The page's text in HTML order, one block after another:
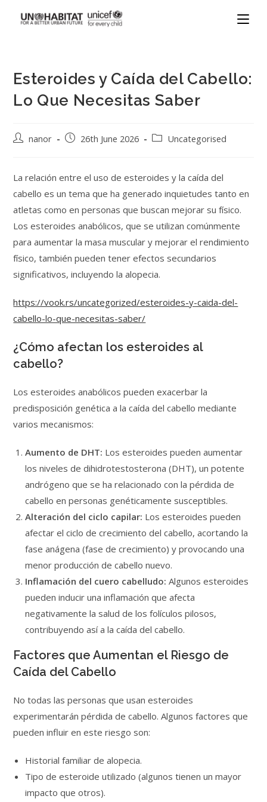
Esteroides y Caída del Cabello:
Lo Que Necesitas Saber
nanor 26th June 2026 Uncategorised
La relación entre el uso de esteroides y la caída del
cabello es un tema que ha generado inquietudes tanto en
atletas como en personas que buscan mejorar su físico.
Los esteroides anabólicos, que se utilizan comúnmente
para aumentar la masa muscular y mejorar el rendimiento
físico, también pueden tener efectos secundarios
significativos, incluyendo la alopecia.
https://vook.rs/uncategorized/esteroides-y-caida-del-
cabello-lo-que-necesitas-saber/
¿Cómo afectan los esteroides al
cabello?
Los esteroides anabólicos pueden exacerbar la
predisposición genética a la caída del cabello mediante
varios mecanismos:
Aumento de DHT: Los esteroides pueden aumentar
los niveles de dihidrotestosterona (DHT), un potente
andrógeno que se ha relacionado con la pérdida de
cabello en personas genéticamente susceptibles.
Alteración del ciclo capilar: Los esteroides pueden
afectar el ciclo de crecimiento del cabello, acortando la
fase anágena (fase de crecimiento) y provocando una
menor producción de cabello nuevo.
Inflamación del cuero cabelludo: Algunos esteroides
pueden inducir una inflamación que afecta
negativamente la salud de los folículos pilosos,
contribuyendo así a la caída del cabello.
Factores que Aumentan el Riesgo de
Caída del Cabello
No todas las personas que usan esteroides
experimentarán pérdida de cabello. Algunos factores que
pueden influir en este riesgo son:
Historial familiar de alopecia.
Tipo de esteroide utilizado (algunos tienen un mayor
impacto que otros).